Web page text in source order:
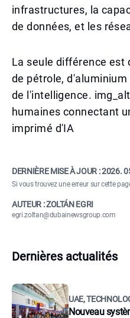
infrastructures, la
de données, et les
La seule différence est
de pétrole,
de l'intelligence.
humaines connectant
imprimé d'IA
DERNIÈRE MISE À JOUR :2026.
Si vous trouvez une erreur sur cette
AUTEUR : ZOLTÁN EGRI
egri.zoltan@dubainewsgroup.com
Dernières actualités
UAE,
Nouveau